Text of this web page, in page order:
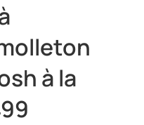
à la